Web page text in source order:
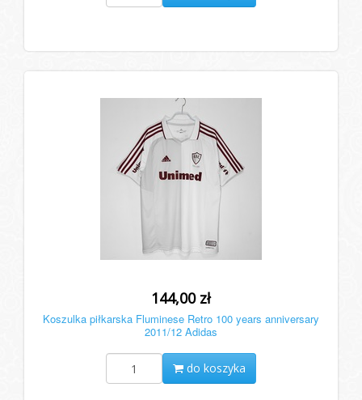
144,00 zł
Koszulka piłkarska Fluminese Retro 100 years anniversary
2011/12 Adidas
do koszyka